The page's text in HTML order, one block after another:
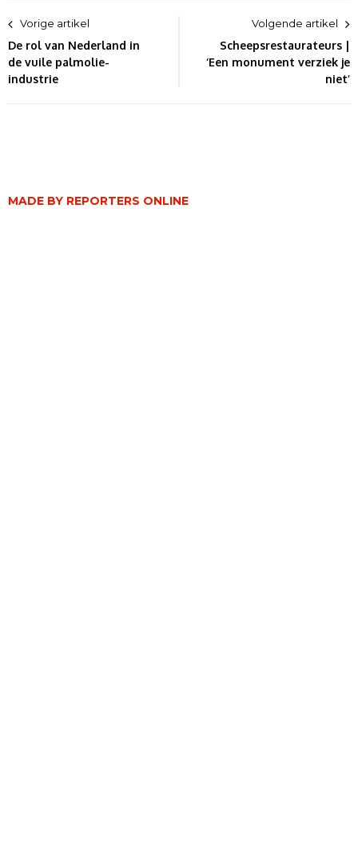
Bericht
navigatie
Vorige artikel
De rol van Nederland in
de vuile palmolie-
industrie
Volgende artikel
Scheepsrestaurateurs |
‘Een monument verziek je
niet’
MADE BY REPORTERS ONLINE